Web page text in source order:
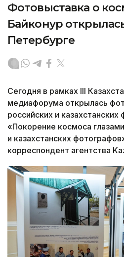
Фотовыставка о
Байконур
Петербурге
Сегодня в рамках III
медиафорума открылась
российских и казахстанских
«Покорение космоса
и казахстанских
корреспондент агентства